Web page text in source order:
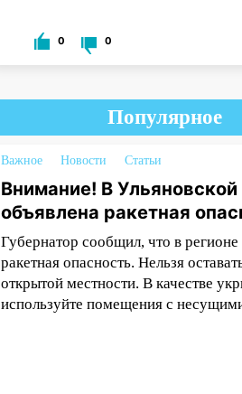
0 0
Популярное
Важное Новости Статьи
Внимание! В Ульяновской
объявлена ракетная
Губернатор сообщил, что в регионе
ракетная опасность. Нельзя
открытой местности. В качестве
используйте помещения с